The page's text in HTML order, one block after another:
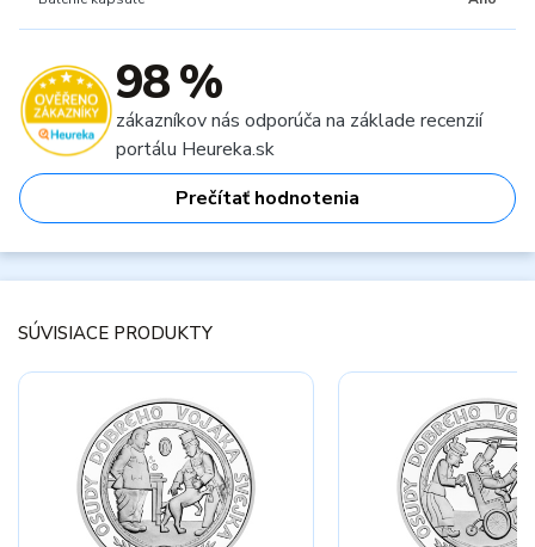
98 %
zákazníkov nás odporúča na základe recenzií
portálu Heureka.sk
Prečítať hodnotenia
SÚVISIACE PRODUKTY